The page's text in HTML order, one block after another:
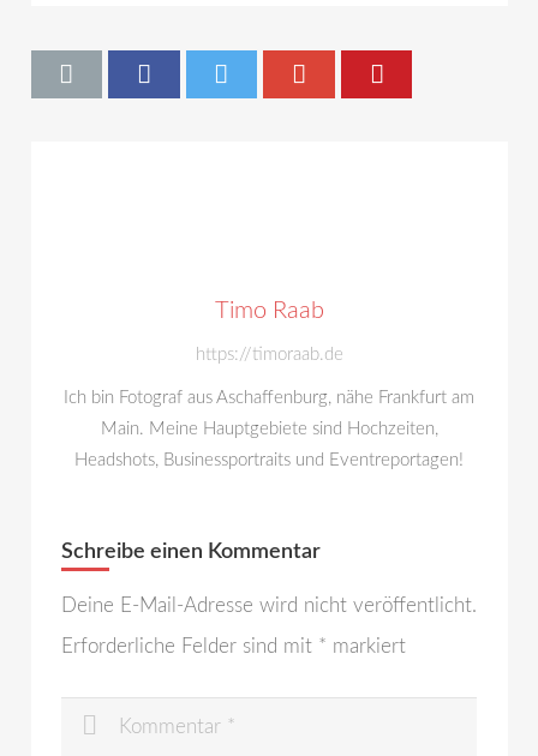
Timo Raab
https://timoraab.de
Ich bin Fotograf aus Aschaffenburg, nähe Frankfurt am
Main. Meine Hauptgebiete sind Hochzeiten,
Headshots, Businessportraits und Eventreportagen!
Schreibe einen Kommentar
Deine E-Mail-Adresse wird nicht veröffentlicht.
Erforderliche Felder sind mit * markiert